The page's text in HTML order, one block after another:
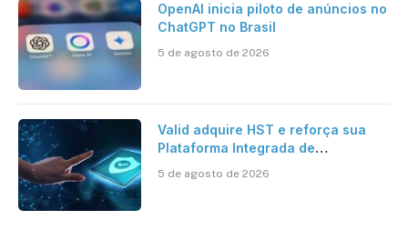
OpenAI inicia piloto de anúncios no
ChatGPT no Brasil
5 de agosto de 2026
Valid adquire HST e reforça sua
Plataforma Integrada de
5 de agosto de 2026